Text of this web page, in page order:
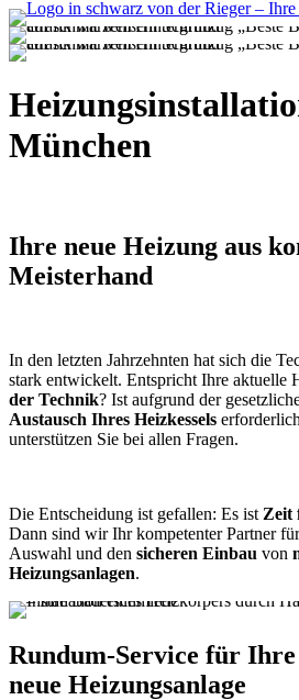
München
Ihre neue Heizung aus
Meisterhand
In den letzten Jahrzehnten hat sich die
stark entwickelt. Entspricht Ihre aktuelle
der Technik? Ist aufgrund der
Austausch Ihres Heizkessels
unterstützen Sie bei allen Fragen.
Die Entscheidung ist gefallen: Es ist Zeit
Dann sind wir Ihr kompetenter Partner
Auswahl und den sicheren Einbau von
Heizungsanlagen.
Rundum-Service für Ihre
neue Heizungsanlage